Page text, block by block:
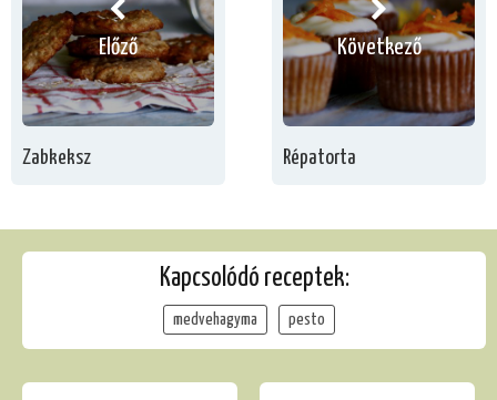
Előző
Zabkeksz
Következő
Répatorta
Kapcsolódó receptek:
medvehagyma pesto